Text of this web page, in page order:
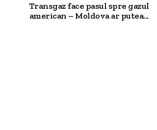
Transgaz face pasul spre gazul
american – Moldova ar putea...